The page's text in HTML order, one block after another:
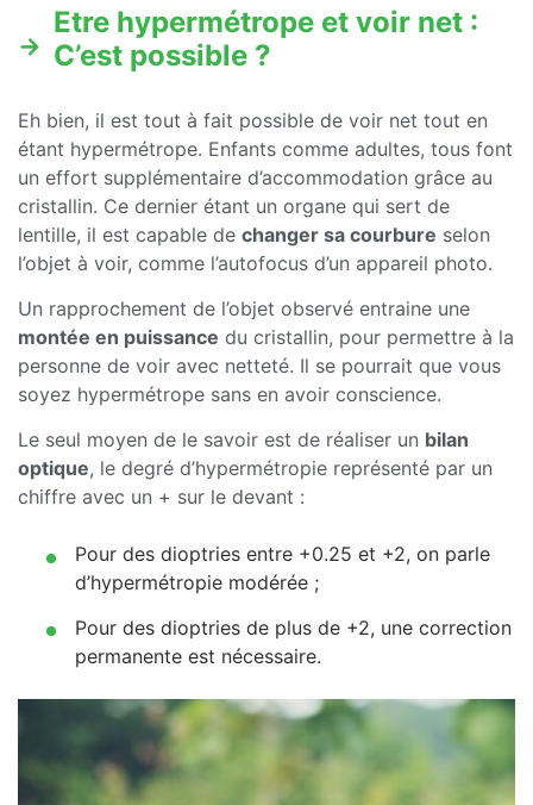
Etre hypermétrope et voir net :
C’est possible ?
Eh bien, il est tout à fait possible de voir net tout en
étant hypermétrope. Enfants comme adultes, tous font
un effort supplémentaire d’accommodation grâce au
cristallin. Ce dernier étant un organe qui sert de
lentille, il est capable de changer sa courbure selon
l’objet à voir, comme l’autofocus d’un appareil photo.
Un rapprochement de l’objet observé entraine une
montée en puissance du cristallin, pour permettre à la
personne de voir avec netteté. Il se pourrait que vous
soyez hypermétrope sans en avoir conscience.
Le seul moyen de le savoir est de réaliser un bilan
optique, le degré d’hypermétropie représenté par un
chiffre avec un + sur le devant :
Pour des dioptries entre +0.25 et +2, on parle
d’hypermétropie modérée ;
Pour des dioptries de plus de +2, une correction
permanente est nécessaire.